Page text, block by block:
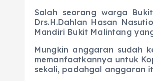
Salah seorang warga
Drs.H.Dahlan Hasan
Mandiri Bukit Malintang
Mungkin anggaran sudah
memanfaatkannya untuk
sekali, padahgal anggaran